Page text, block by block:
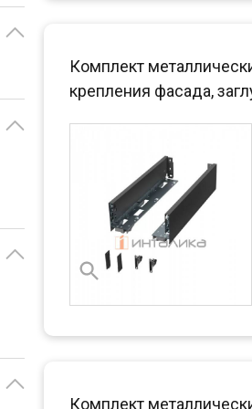
Комплект
крепления фасада,
Комплект